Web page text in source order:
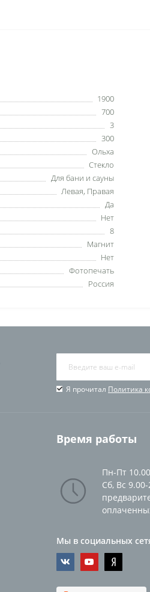
1900
700
3
300
Ольха
Стекло
Для бани и сауны
Левая, Правая
Да
Нет
8
Магнит
Нет
Фотопечать
Россия
Я прочитал Политика
Время работы
Пн-Пт
Сб, Вс 9.00-
Мы в социальных